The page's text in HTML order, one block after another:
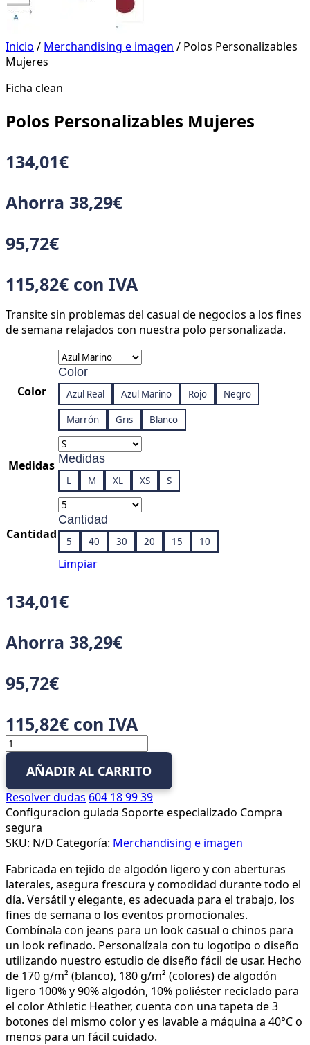
Inicio / Merchandising e imagen / Polos Personalizables
Mujeres
Ficha clean
Polos Personalizables Mujeres
134,01€
Ahorra 38,29€
95,72€
115,82€ con IVA
Transite sin problemas del casual de negocios a los fines
de semana relajados con nuestra polo personalizada.
Color
Color
Azul Real Azul Marino Rojo Negro
Marrón Gris Blanco
Medidas Medidas
L M XL XS S
Cantidad
Cantidad
5 40 30 20 15 10
Limpiar
134,01€
Ahorra 38,29€
95,72€
115,82€ con IVA
Polos
Personalizables
Mujeres
cantidad
AÑADIR AL CARRITO
Resolver dudas604 18 99 39
Configuracion guiada Soporte especializado Compra
segura
SKU: N/D Categoría: Merchandising e imagen
Fabricada en tejido de algodón ligero y con aberturas
laterales, asegura frescura y comodidad durante todo el
día. Versátil y elegante, es adecuada para el trabajo, los
fines de semana o los eventos promocionales.
Combínala con jeans para un look casual o chinos para
un look refinado. Personalízala con tu logotipo o diseño
utilizando nuestro estudio de diseño fácil de usar. Hecho
de 170 g/m² (blanco), 180 g/m² (colores) de algodón
ligero 100% y 90% algodón, 10% poliéster reciclado para
el color Athletic Heather, cuenta con una tapeta de 3
botones del mismo color y es lavable a máquina a 40°C o
menos para un fácil cuidado.